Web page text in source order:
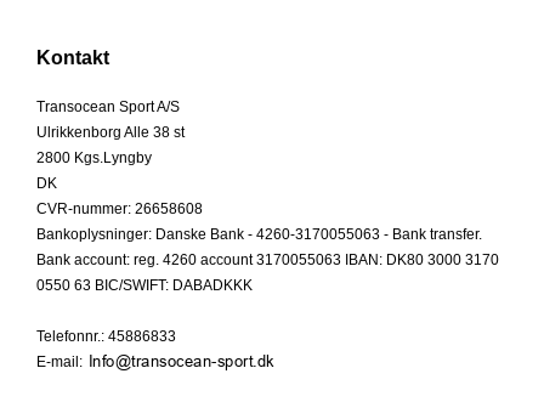
Kontakt
Transocean Sport A/S
Ulrikkenborg Alle 38 st
2800 Kgs.Lyngby
DK
CVR-nummer: 26658608
Bankoplysninger: Danske Bank - 4260-3170055063 - Bank transfer.
Bank account: reg. 4260 account 3170055063 IBAN: DK80 3000 3170
0550 63 BIC/SWIFT: DABADKKK
Telefonnr.: 45886833
E-mail: